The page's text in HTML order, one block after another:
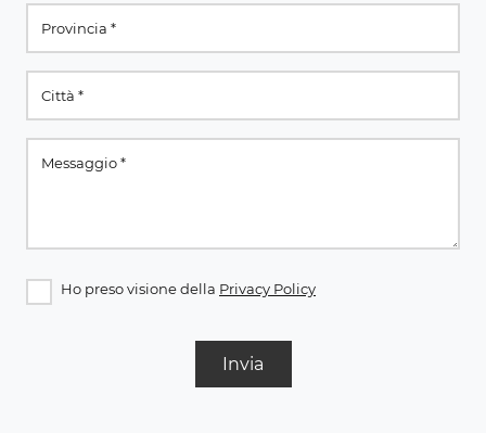
Ho preso visione della Privacy Policy
Invia